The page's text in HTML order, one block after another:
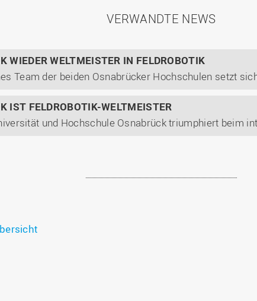
VERWANDTE NEWS
WIEDER WELTMEISTER IN FELDROBOTIK
IST FELDROBOTIK-WELTMEISTER